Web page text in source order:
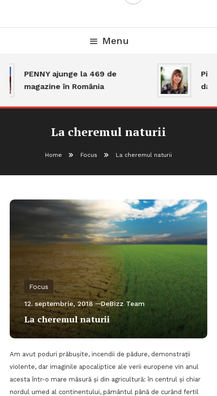
Menu
PENNY ajunge la 469 de
magazine în România
dar
La cheremul naturii
Home Focus La cheremul naturii
Focus
12. septembrie, 2018 DeBizz Team
La cheremul naturii
Am avut poduri prăbușite, incendii de pădure, demonstrații
violente, dar imaginile apocaliptice ale verii europene vin anul
acesta într-o mare măsură și din agricultură: în centrul și chiar
nordul umed al continentului, pământul până de curând fertil